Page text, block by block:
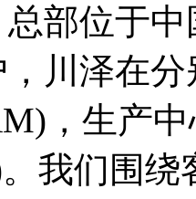
部位于
川泽在
，生产
我们围绕